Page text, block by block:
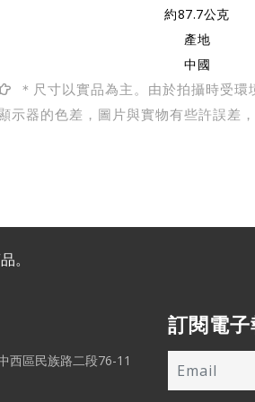
約87.7公克
產地
中國
＊尺寸以實品為主。由於拍攝時受
示器的色差，圖片與實物有些許誤差，
。
西區民族路二段76-11
訂閱電子